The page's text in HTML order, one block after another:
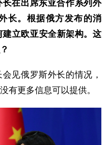
在出席东亚合作系列外
长。根据俄方发布的消
立欧亚安全新架构。这
见俄罗斯外长的情况，
没有更多信息可以提供。